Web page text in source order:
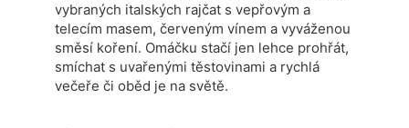
vybraných italských rajčat s vepřovým a
telecím masem, červeným vínem a vyváženou
směsí koření. Omáčku stačí jen lehce prohřát,
smíchat s uvařenými těstovinami a rychlá
večeře či oběd je na světě.